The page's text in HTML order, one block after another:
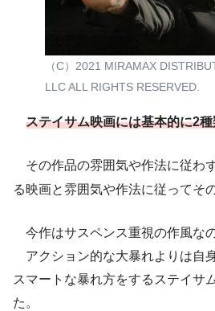
（C）2021 MIRAMAX
LLC ALL RIGHTS RESERVED.
ステイサム映画には基本的に2
その作品の雰囲気や作法に従わ
る映画と雰囲気や作法に従ってそ
今作はサスペンス重視の作風な
アクション的な大暴れよりは自
スマートな暴れ方をするステイサ
た。